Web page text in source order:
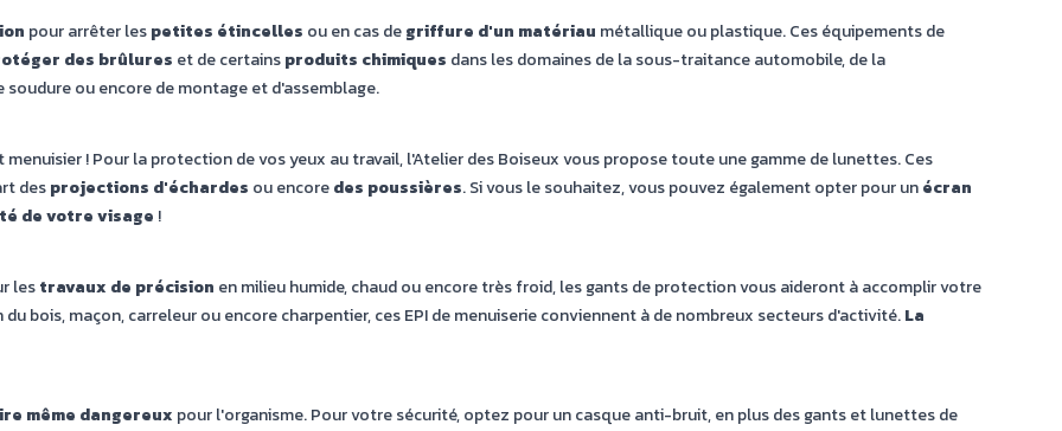
pour arrêter lespetites étincelles ou en cas degriffure d'un matériau métallique ou plastique. Ces équipements de
des brûlures et de certainsproduits chimiques dans les domaines de la sous-traitance automobile, de la
soudure ou encore de montage et d'assemblage.
! Pour la protection de vos yeux au travail, l'Atelier des Boiseux vous propose toute une gamme de lunettes. Ces
desprojections d'échardes ou encoredes poussières. Si vous le souhaitez, vous pouvez également opter pour unécran
de votre visage !
lestravaux de précision en milieu humide, chaud ou encore très froid, les gants de protection vous aideront à accomplir votre
bois, maçon, carreleur ou encore charpentier, ces EPI de menuiserie conviennent à de nombreux secteurs d'activité.La
même dangereux pour l'organisme. Pour votre sécurité, optez pour un casque anti-bruit, en plus des gants et lunettes de